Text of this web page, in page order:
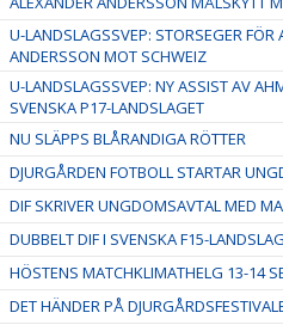
U-LANDSLAGSSVEP: STORSEGER FÖR
ANDERSSON MOT SCHWEIZ
U-LANDSLAGSSVEP: NY ASSIST AV
SVENSKA P17-LANDSLAGET
NU SLÄPPS BLÅRANDIGA RÖTTER
DJURGÅRDEN FOTBOLL STARTAR
DIF SKRIVER UNGDOMSAVTAL MED
DUBBELT DIF I SVENSKA F15-
HÖSTENS MATCHKLIMATHELG 13-14
DET HÄNDER PÅ